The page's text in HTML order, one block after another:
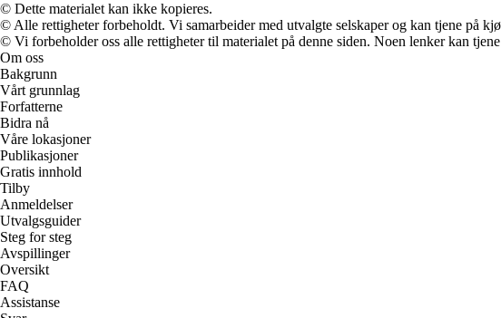
© Dette materialet kan ikke kopieres.
© Alle rettigheter forbeholdt. Vi samarbeider med utvalgte selskaper og kan tjene på
© Vi forbeholder oss alle rettigheter til materialet på denne siden. Noen lenker kan
Om oss
Bakgrunn
Vårt grunnlag
Forfatterne
Bidra nå
Våre lokasjoner
Publikasjoner
Gratis innhold
Tilby
Anmeldelser
Utvalgsguider
Steg for steg
Avspillinger
Oversikt
FAQ
Assistanse